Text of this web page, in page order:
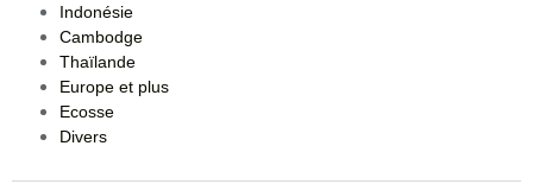
Indonésie
Cambodge
Thaïlande
Europe et plus
Ecosse
Divers